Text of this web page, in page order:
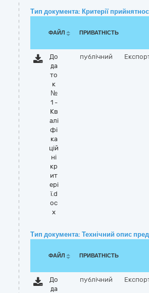
Тип документа: Критерії
ФАЙЛ ПРИВАТНІСТЬ
До
да
то
к
№
1 -
Кв
алі
фі
ка
цій
ні
кр
ит
ері
ї.d
oc
x
публічний
Тип документа: Технічний опис
ФАЙЛ ПРИВАТНІСТЬ
До
да
публічний